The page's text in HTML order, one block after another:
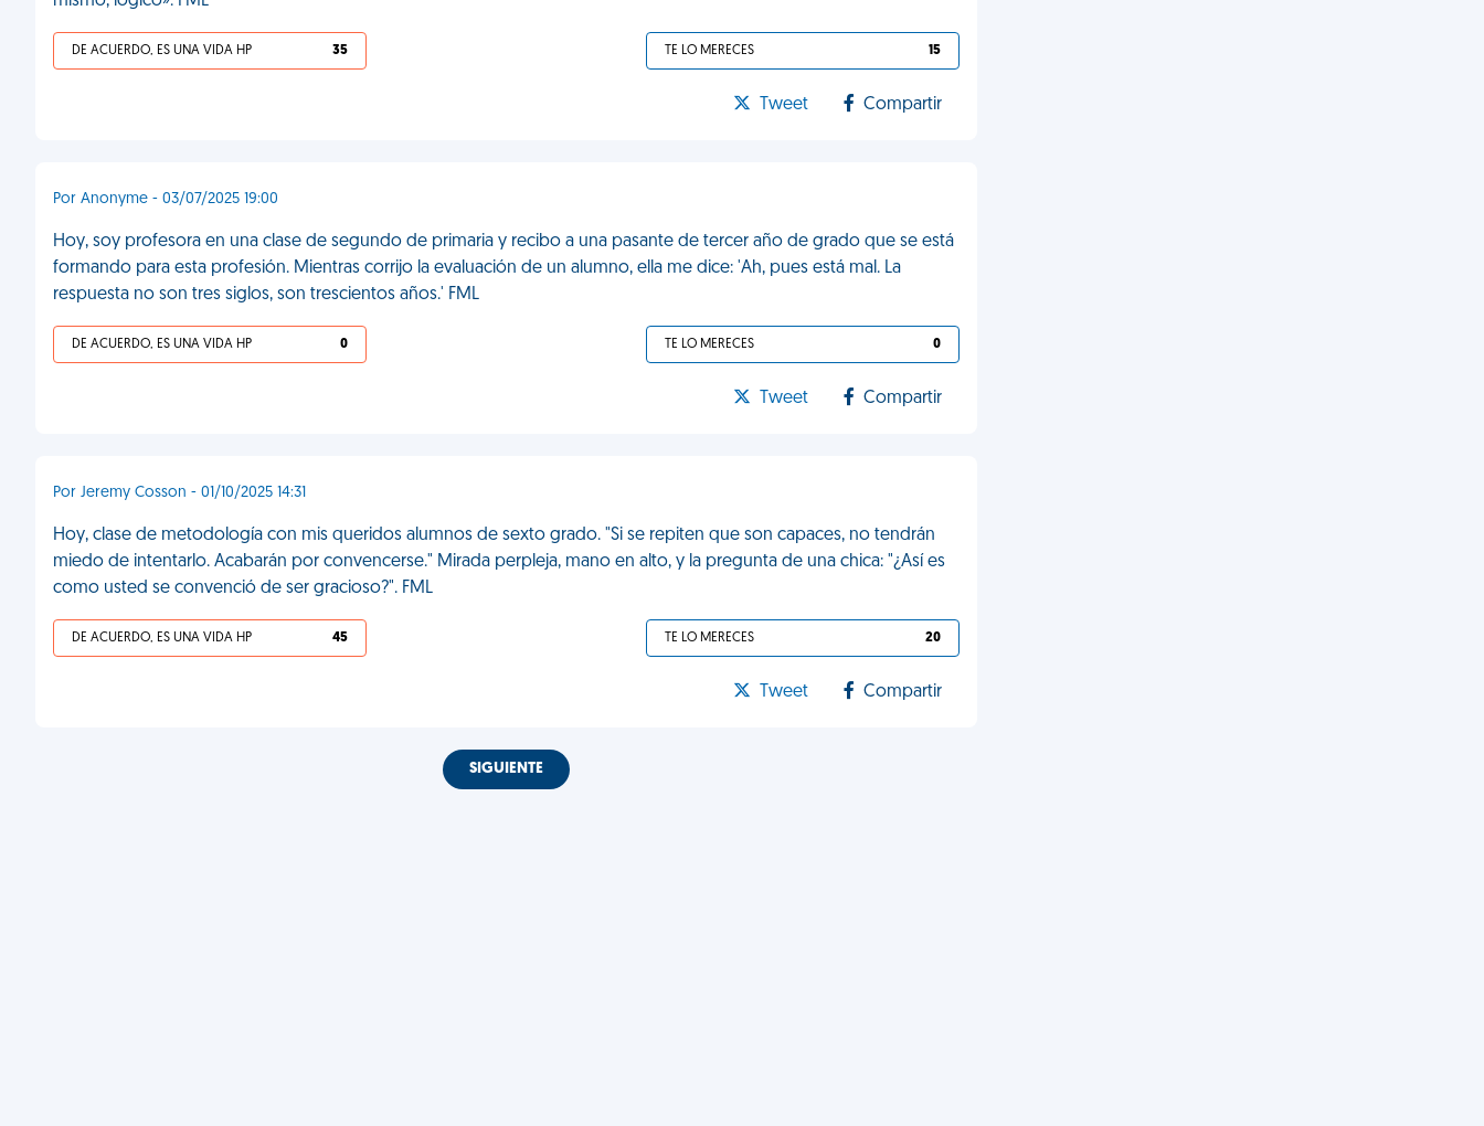
DE ACUERDO, ES UNA VIDA HP 35 TE LO MERECES 15
Tweet Compartir
Por Anonyme - 03/07/2025 19:00
Hoy, soy profesora en una clase de segundo de primaria y recibo a una pasante de tercer año de grado que se está
formando para esta profesión. Mientras corrijo la evaluación de un alumno, ella me dice: 'Ah, pues está mal. La
respuesta no son tres siglos, son trescientos años.' FML
DE ACUERDO, ES UNA VIDA HP 0 TE LO MERECES 0
Tweet Compartir
Por Jeremy Cosson - 01/10/2025 14:31
Hoy, clase de metodología con mis queridos alumnos de sexto grado. "Si se repiten que son capaces, no tendrán
miedo de intentarlo. Acabarán por convencerse." Mirada perpleja, mano en alto, y la pregunta de una chica: "¿Así es
como usted se convenció de ser gracioso?". FML
DE ACUERDO, ES UNA VIDA HP 45 TE LO MERECES 20
Tweet Compartir
SIGUIENTE